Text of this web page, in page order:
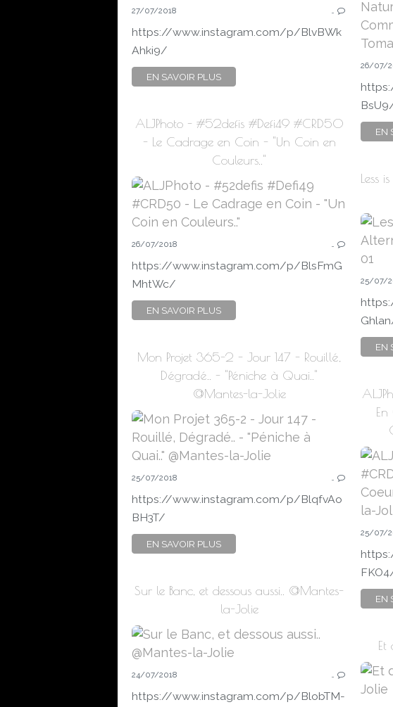
27/07/2018 …
https://www.instagram.com/p/BlvBWk
Ahki9/
EN SAVOIR PLUS
26/07/
EN
ALJPhoto - #52defis #Defi49 #CRD50
- Le Cadrage en Coin - "Un Coin en
Couleurs.."
26/07/2018 …
https://www.instagram.com/p/BlsFmG
MhtWc/
EN SAVOIR PLUS
Less
25/07/
EN
Mon Projet 365-2 - Jour 147 - Rouillé,
Dégradé.. - "Péniche à Quai.."
@Mantes-la-Jolie
25/07/2018 …
https://www.instagram.com/p/BlqfvAo
BH3T/
EN SAVOIR PLUS
25/07/
EN
Sur le Banc, et dessous aussi.. @Mantes-
la-Jolie
24/07/2018 …
https://www.instagram.com/p/BlobTM-
Et